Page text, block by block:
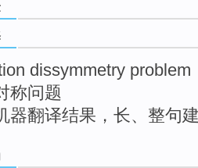
dissymmetry problem
称问题
器翻译结果，长、整句